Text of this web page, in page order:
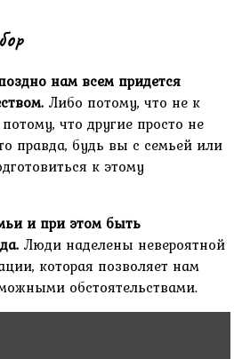
нам всем придется
Либо потому, что не к
что другие просто не
правда, будь вы с семьей или
к этому
и при этом быть
Люди наделены невероятной
которая позволяет нам
обстоятельствами.